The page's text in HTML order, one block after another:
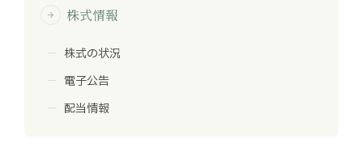
arrow_forward 株式情報
株式の状況
電子公告
配当情報